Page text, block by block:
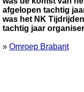
afgelopen tachtig
was het NK
tachtig jaar
» Omroep Brabant